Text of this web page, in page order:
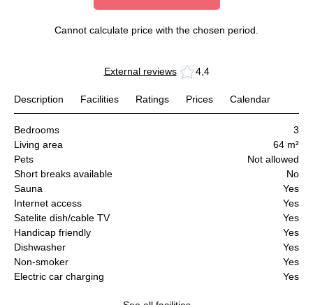
Cannot calculate price with the chosen period.
External reviews 4,4
Description Facilities Ratings Prices Calendar
Bedrooms
3
Living area
64 m²
Pets
Not allowed
Short breaks available
No
Sauna
Yes
Internet access
Yes
Satelite dish/cable TV
Yes
Handicap friendly
Yes
Dishwasher
Yes
Non-smoker
Yes
Electric car charging
Yes